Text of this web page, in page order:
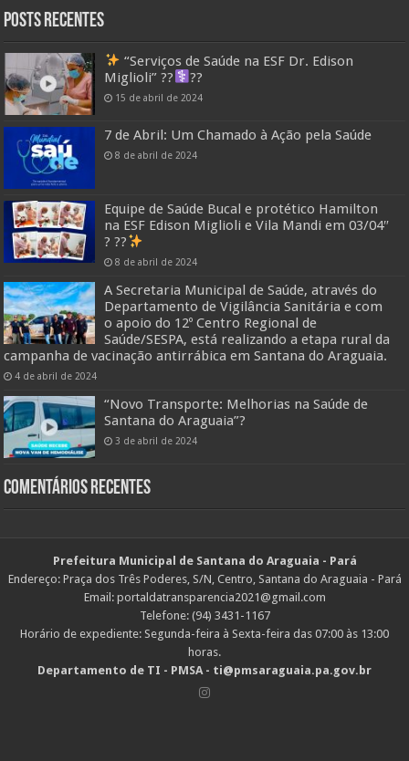
Posts Recentes
“Serviços de Saúde na ESF Dr. Edison
Miglioli” ??‍
??
15 de abril de 2024
7 de Abril: Um Chamado à Ação pela Saúde
8 de abril de 2024
Equipe de Saúde Bucal e protético Hamilton
na ESF Edison Miglioli e Vila Mandi em 03/04″
? ??
8 de abril de 2024
A Secretaria Municipal de Saúde, através do
Departamento de Vigilância Sanitária e com
o apoio do 12º Centro Regional de
Saúde/SESPA, está realizando a etapa rural da
campanha de vacinação antirrábica em Santana do Araguaia.
4 de abril de 2024
“Novo Transporte: Melhorias na Saúde de
Santana do Araguaia”?
3 de abril de 2024
Comentários Recentes
Prefeitura Municipal de Santana do Araguaia - Pará
Endereço: Praça dos Três Poderes, S/N, Centro, Santana do Araguaia - Pará
Email: portaldatransparencia2021@gmail.com
Telefone: (94) 3431-1167
Horário de expediente: Segunda-feira à Sexta-feira das 07:00 às 13:00
horas.
Departamento de TI - PMSA - ti@pmsaraguaia.pa.gov.br